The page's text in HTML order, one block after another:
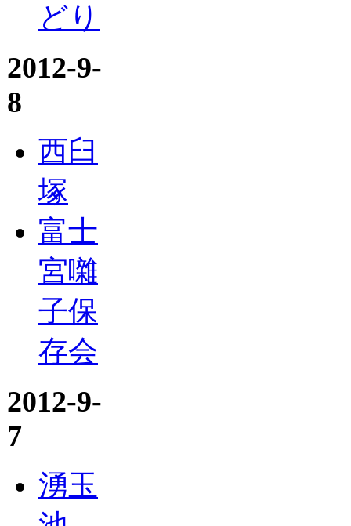
どり
2012-9-
8
西臼
塚
富士
宮囃
子保
存会
2012-9-
7
湧玉